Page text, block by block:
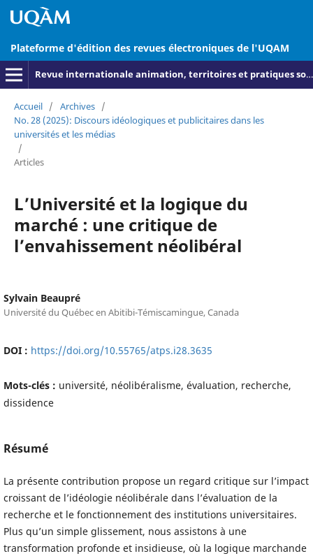
Plateforme d'édition des revues électroniques de l'UQAM
Revue internationale animation, territoires et pratiques socioculturelles
Accueil / Archives /
No. 28 (2025): Discours idéologiques et publicitaires dans les
universités et les médias
/
Articles
L’Université et la logique du
marché : une critique de
l’envahissement néolibéral
Sylvain Beaupré
Université du Québec en Abitibi-Témiscamingue, Canada
DOI : https://doi.org/10.55765/atps.i28.3635
Mots-clés : université, néolibéralisme, évaluation, recherche,
dissidence
Résumé
La présente contribution propose un regard critique sur l’impact
croissant de l’idéologie néolibérale dans l’évaluation de la
recherche et le fonctionnement des institutions universitaires.
Plus qu’un simple glissement, nous assistons à une
transformation profonde et insidieuse, où la logique marchande